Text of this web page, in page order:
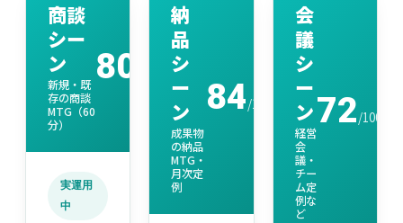
商談
シー
ン
新規・既
存の商談
MTG（60
分）
80
実運用
中
納
品
シ
ー
ン
成果物
の納品
MTG・
月次定
例
84/100
会
議
シ
ー
ン
経営
会
議・
チー
ム定
例な
ど
72/100